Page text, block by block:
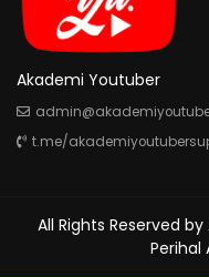
Akademi Youtuber
t.me/
All Rights Reserved by
Perihal